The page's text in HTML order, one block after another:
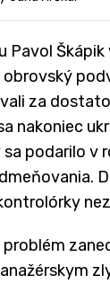
Pavol
obrovský
za
nakoniec
podarilo